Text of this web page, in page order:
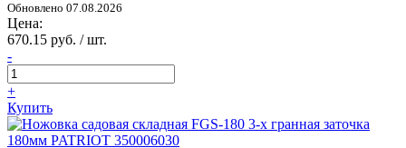
Обновлено 07.08.2026
Цена:
670.15 руб. / шт.
-
+
Купить